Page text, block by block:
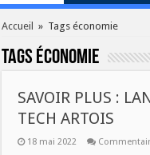
Accueil » Tags économie
Tags économie
SAVOIR PLUS :
TECH ARTOIS
18 mai 2022